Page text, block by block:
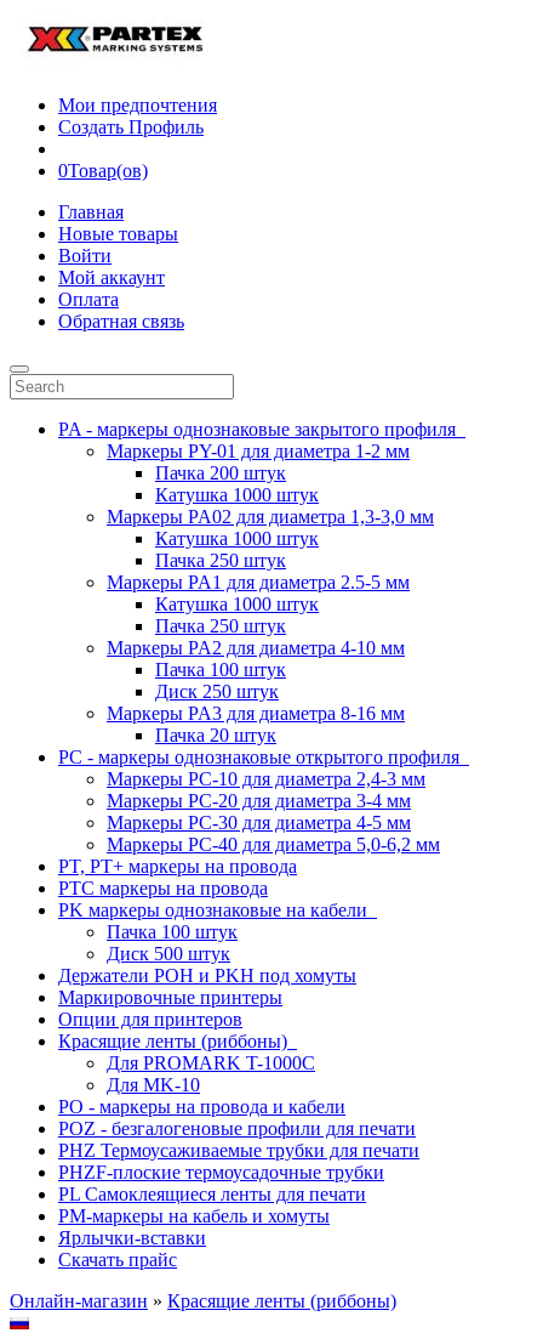
Мои предпочтения
Создать Профиль
0Товар(ов)
Главная
Новые товары
Войти
Мой аккаунт
Оплата
Обратная связь
PA - маркеры однознаковые закрытого профиля
Маркеры PY-01 для диаметра 1-2 мм
Пачка 200 штук
Катушка 1000 штук
Маркеры PA02 для диаметра 1,3-3,0 мм
Катушка 1000 штук
Пачка 250 штук
Маркеры PA1 для диаметра 2.5-5 мм
Катушка 1000 штук
Пачка 250 штук
Маркеры PA2 для диаметра 4-10 мм
Пачка 100 штук
Диск 250 штук
Маркеры PA3 для диаметра 8-16 мм
Пачка 20 штук
PC - маркеры однознаковые открытого профиля
Маркеры PC-10 для диаметра 2,4-3 мм
Маркеры PC-20 для диаметра 3-4 мм
Маркеры PC-30 для диаметра 4-5 мм
Маркеры PC-40 для диаметра 5,0-6,2 мм
PT, PT+ маркеры на провода
PTC маркеры на провода
PK маркеры однознаковые на кабели
Пачка 100 штук
Диск 500 штук
Держатели POH и PKH под хомуты
Маркировочные принтеры
Опции для принтеров
Красящие ленты (риббоны)
Для PROMARK T-1000C
Для MK-10
PO - маркеры на провода и кабели
POZ - безгалогеновые профили для печати
PHZ Термоусаживаемые трубки для печати
PHZF-плоские термоусадочные трубки
PL Самоклеящиеся ленты для печати
PM-маркеры на кабель и хомуты
Ярлычки-вставки
Скачать прайс
Онлайн-магазин » Красящие ленты (риббоны)